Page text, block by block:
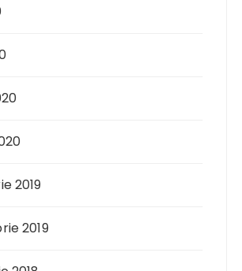
2019
2019